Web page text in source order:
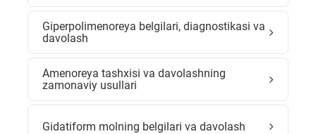
Giperpolimenoreya belgilari, diagnostikasi va
davolash
Amenoreya tashxisi va davolashning
zamonaviy usullari
Gidatiform molning belgilari va davolash